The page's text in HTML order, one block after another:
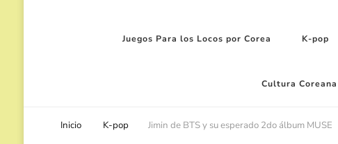
Juegos Para los Locos por Corea K-pop
Cultura Coreana
Inicio K-pop Jimin de BTS y su esperado 2do álbum MUSE